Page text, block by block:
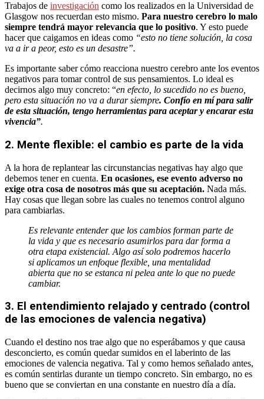
Trabajos de investigación como los realizados en la Universidad de
Glasgow nos recuerdan esto mismo. Para nuestro cerebro lo malo
siempre tendrá mayor relevancia que lo positivo. Y esto puede
hacer que caigamos en ideas como “esto no tiene solución, la cosa
va a ir a peor, esto es un desastre”.
Es importante saber cómo reacciona nuestro cerebro ante los eventos
negativos para tomar control de sus pensamientos. Lo ideal es
decirnos algo muy concreto: “en efecto, lo sucedido no es bueno,
pero esta situación no va a durar siempre. Confío en mí para salir
de esta situación, tengo herramientas para aceptar y encarar esta
vivencia”.
2. Mente flexible: el cambio es parte de la vida
A la hora de replantear las circunstancias negativas hay algo que
debemos tener en cuenta. En ocasiones, ese evento adverso no
exige otra cosa de nosotros más que su aceptación. Nada más.
Hay cosas que llegan sobre las cuales no tenemos control alguno
para cambiarlas.
Es relevante entender que los cambios forman parte de
la vida y que es necesario asumirlos para dar forma a
otra etapa existencial. Algo así solo podremos hacerlo
si aplicamos un enfoque flexible, una mentalidad
abierta que no se estanca ni pelea ante lo que no puede
cambiar.
3. El entendimiento relajado y centrado (control
de las emociones de valencia negativa)
Cuando el destino nos trae algo que no esperábamos y que causa
desconcierto, es común quedar sumidos en el laberinto de las
emociones de valencia negativa. Tal y como hemos señalado antes,
es común sentirlas durante un tiempo concreto. Sin embargo, no es
bueno que se conviertan en una constante en nuestro día a día.